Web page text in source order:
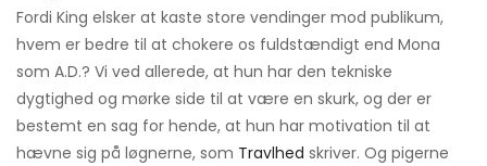
Fordi King elsker at kaste store vendinger mod publikum,
hvem er bedre til at chokere os fuldstændigt end Mona
som A.D.? Vi ved allerede, at hun har den tekniske
dygtighed og mørke side til at være en skurk, og der er
bestemt en sag for hende, at hun har motivation til at
hævne sig på løgnerne, som Travlhed skriver. Og pigerne